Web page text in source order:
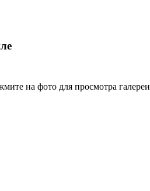
на фото для просмотра галереи